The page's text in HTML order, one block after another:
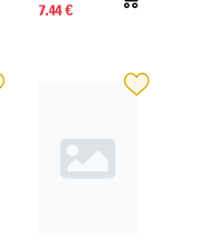
7.44€